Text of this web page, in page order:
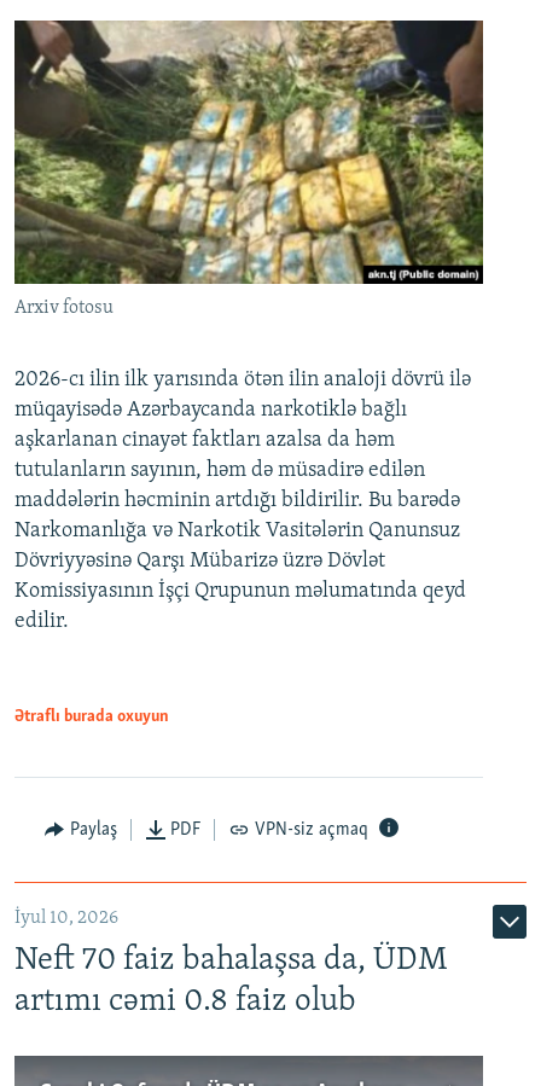
Arxiv fotosu
2026-cı ilin ilk yarısında ötən ilin analoji dövrü ilə
müqayisədə Azərbaycanda narkotiklə bağlı
aşkarlanan cinayət faktları azalsa da həm
tutulanların sayının, həm də müsadirə edilən
maddələrin həcminin artdığı bildirilir. Bu barədə
Narkomanlığa və Narkotik Vasitələrin Qanunsuz
Dövriyyəsinə Qarşı Mübarizə üzrə Dövlət
Komissiyasının İşçi Qrupunun məlumatında qeyd
edilir.
Ətraflı burada oxuyun
Paylaş PDF VPN-siz açmaq
İyul 10, 2026
Neft 70 faiz bahalaşsa da, ÜDM
artımı cəmi 0.8 faiz olub